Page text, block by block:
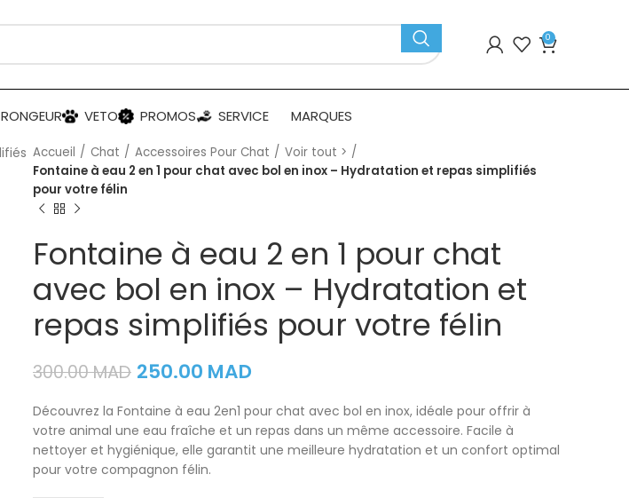
0
RONGEUR VETO PROMOS SERVICE MARQUES
Accueil Chat Accessoires Pour Chat
Voir tout >
Fontaine à eau 2 en 1 pour chat avec bol en inox – Hydratation et repas simplifiés
pour votre félin
Fontaine à eau 2 en 1 pour chat
avec bol en inox – Hydratation et
repas simplifiés pour votre félin
300.00MAD 250.00 MAD
Découvrez la Fontaine à eau 2en1 pour chat avec bol en inox, idéale pour offrir à
votre animal une eau fraîche et un repas dans un même accessoire. Facile à
nettoyer et hygiénique, elle garantit une meilleure hydratation et un confort optimal
pour votre compagnon félin.